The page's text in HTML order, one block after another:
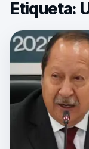
Etiqueta: